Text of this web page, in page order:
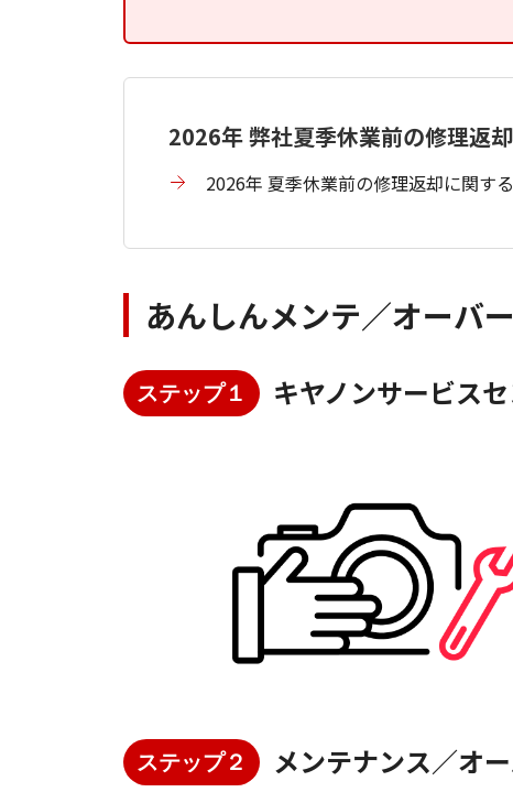
2026年 弊社夏季休業前の修理返
2026年 夏季休業前の修理返却に関す
あんしんメンテ／オーバ
ステップ１ キヤノンサービス
ステップ２ メンテナンス／オ